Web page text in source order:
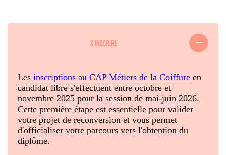
S'INSCRIRE
Les inscriptions au CAP Métiers de la Coiffure en
candidat libre s'effectuent entre octobre et
novembre 2025 pour la session de mai-juin 2026.
Cette première étape est essentielle pour valider
votre projet de reconversion et vous permet
d'officialiser votre parcours vers l'obtention du
diplôme.